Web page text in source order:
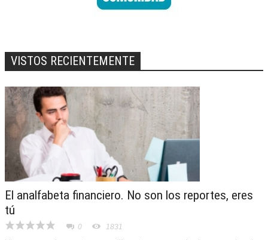
VISTOS RECIENTEMENTE
El analfabeta financiero. No son los reportes, eres
tú
0 1831